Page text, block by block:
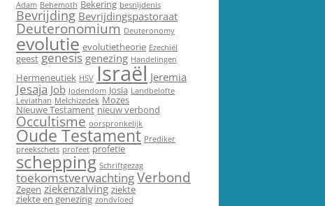
Adam Behemoth Bekering besnijdenis
Bevrijding Bevrijdingspastoraat
Deuteronomium Deuteronomy
evolutie evolutietheorie Ezechiël
geest genesis genezing Handelingen
Hermeneutiek HSV Israël Jeremia
Jesaja Job Jodendom Josia Landbelofte
Leviathan Melchizedek Mozes
Nieuwe Testament nieuw verbond
Occultisme oorspronkelijk
Oude Testament Prediker
preekschets profeet profetie
schepping Schriftgezag
toekomstverwachtingVerbond
Zegen ziekenzalving ziekte
ziekte en genezing zondvloed